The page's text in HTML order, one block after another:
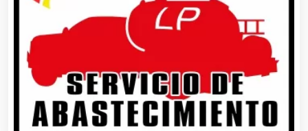
Análisis de Aguas
Aparatos y Equipos Eléctricos